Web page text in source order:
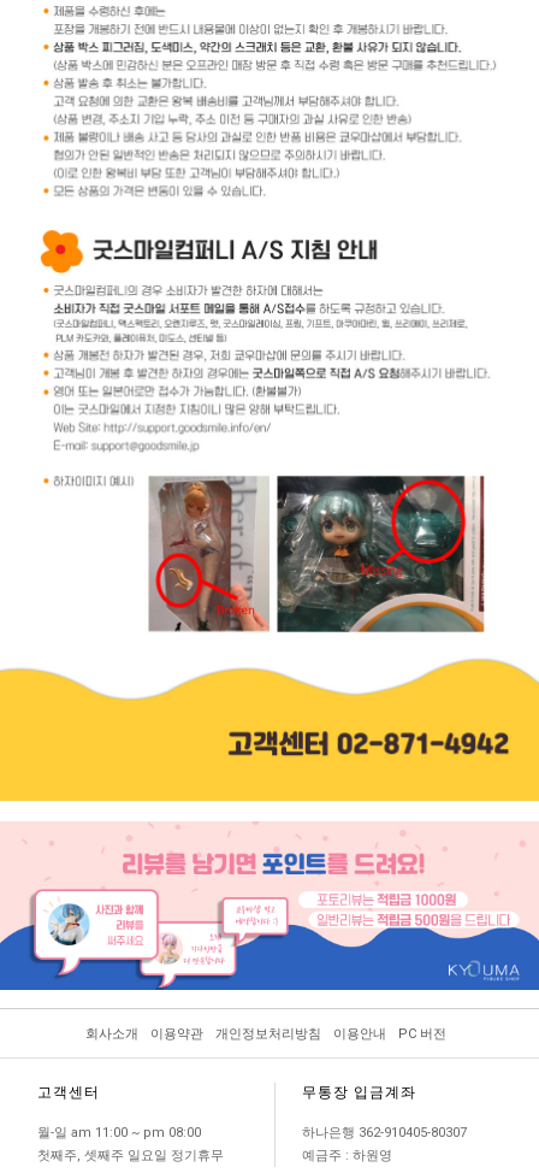
회사소개 이용약관 개인정보처리방침 이용안내 PC 버전
고객센터
월-일 am 11:00 ~ pm 08:00
첫째주, 셋째주 일요일 정기휴무
무통장 입금계좌
하나은행 362-910405-80307
예금주 : 하원영